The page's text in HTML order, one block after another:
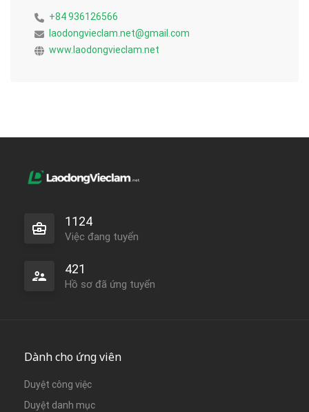
+84 936126566
laodongvieclam.net@gmail.com
www.laodongvieclam.net
1124
Việc đang tuyển
421
Hồ sơ đã ứng tuyển
Dành cho ứng viên
Duyệt công việc
Duyệt danh mục